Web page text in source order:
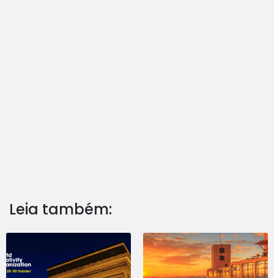
Leia também: